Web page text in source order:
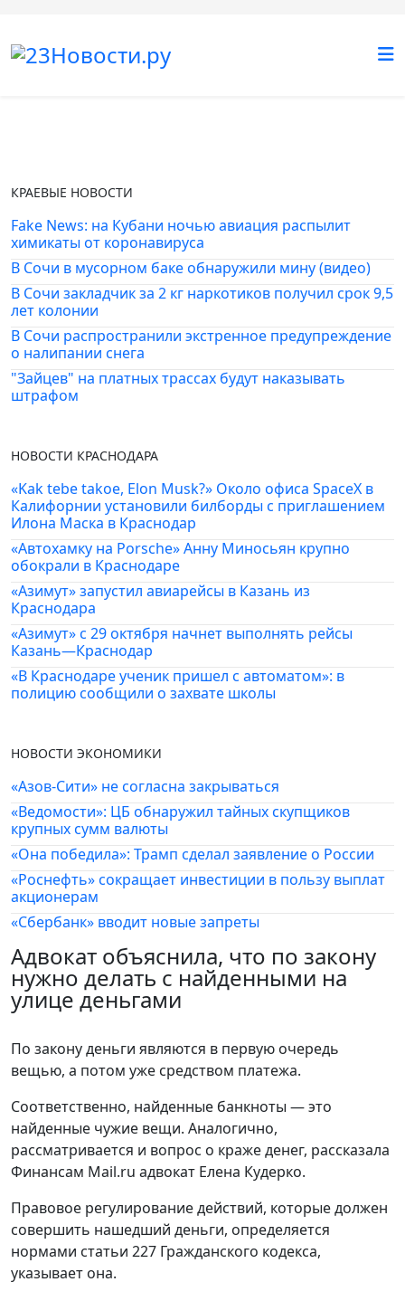
КРАЕВЫЕ НОВОСТИ
Fake News: на Кубани ночью авиация распылит
химикаты от коронавируса
В Сочи в мусорном баке обнаружили мину (видео)
В Сочи закладчик за 2 кг наркотиков получил срок 9,5
лет колонии
В Сочи распространили экстренное предупреждение
о налипании снега
"Зайцев" на платных трассах будут наказывать
штрафом
НОВОСТИ КРАСНОДАРА
«Kak tebe takoe, Elon Musk?» Около офиса SpaceX в
Калифорнии установили билборды с приглашением
Илона Маска в Краснодар
«Автохамку на Porsche» Анну Миносьян крупно
обокрали в Краснодаре
«Азимут» запустил авиарейсы в Казань из
Краснодара
«Азимут» с 29 октября начнет выполнять рейсы
Казань—Краснодар
«В Краснодаре ученик пришел с автоматом»: в
полицию сообщили о захвате школы
НОВОСТИ ЭКОНОМИКИ
«Азов-Сити» не согласна закрываться
«Ведомости»: ЦБ обнаружил тайных скупщиков
крупных сумм валюты
«Она победила»: Трамп сделал заявление о России
«Роснефть» сокращает инвестиции в пользу выплат
акционерам
«Сбербанк» вводит новые запреты
Адвокат объяснила, что по закону
нужно делать с найденными на
улице деньгами
По закону деньги являются в первую очередь
вещью, а потом уже средством платежа.
Соответственно, найденные банкноты — это
найденные чужие вещи. Аналогично,
рассматривается и вопрос о краже денег, рассказала
Финансам Mail.ru адвокат Елена Кудерко.
Правовое регулирование действий, которые должен
совершить нашедший деньги, определяется
нормами статьи 227 Гражданского кодекса,
указывает она.